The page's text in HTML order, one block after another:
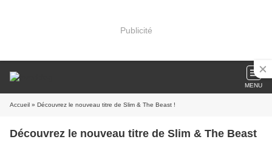
Publicité
MENU
Accueil » Découvrez le nouveau titre de Slim & The Beast !
Découvrez le nouveau titre de Slim & The Beast